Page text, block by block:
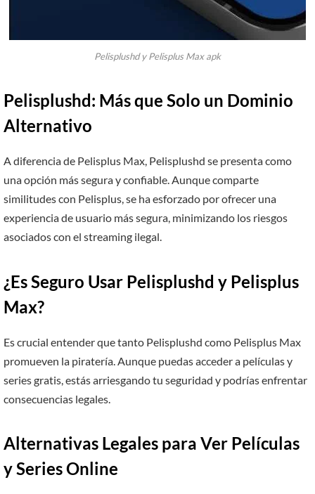
Pelisplushd y Pelisplus Max apk
Pelisplushd: Más que Solo un Dominio
Alternativo
A diferencia de Pelisplus Max, Pelisplushd se presenta como
una opción más segura y confiable. Aunque comparte
similitudes con Pelisplus, se ha esforzado por ofrecer una
experiencia de usuario más segura, minimizando los riesgos
asociados con el streaming ilegal.
¿Es Seguro Usar Pelisplushd y Pelisplus
Max?
Es crucial entender que tanto Pelisplushd como Pelisplus Max
promueven la piratería. Aunque puedas acceder a películas y
series gratis, estás arriesgando tu seguridad y podrías enfrentar
consecuencias legales.
Alternativas Legales para Ver Películas
y Series Online